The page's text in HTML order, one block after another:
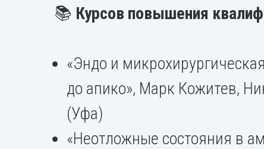
📚 Курсов повышения
«Эндо и
до апико», Марк Кожитев,
(Уфа)
«Неотложные состояния в